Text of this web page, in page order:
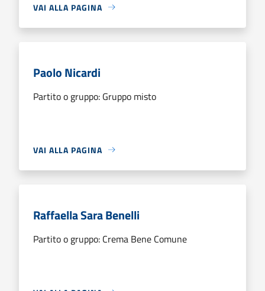
VAI ALLA PAGINA
Paolo Nicardi
Partito o gruppo: Gruppo misto
VAI ALLA PAGINA
Raffaella Sara Benelli
Partito o gruppo: Crema Bene Comune